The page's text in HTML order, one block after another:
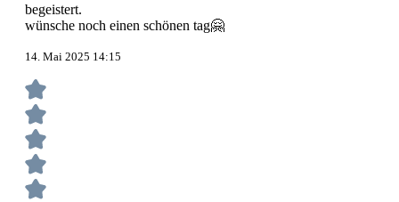
begeistert.
wünsche noch einen schönen tag🤗
14. Mai 2025 14:15